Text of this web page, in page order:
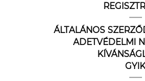
ÁLTALÁNOS
ADETVÉDELMI
GYIK